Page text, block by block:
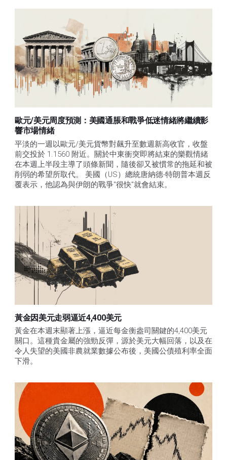
歐元/美元周度預測：美國通脹和戰爭低迷情緒將繼續影
響市場情緒
平淡的一週以歐元/美元貨幣對飆升至數週新高收官，收盤
前交投於 1.1560 附近。關於中東衝突即將結束的樂觀情緒
在本週上半段主導了頭條新聞，隨後卻又被慣常的拖延和被
削弱的希望所取代。 美國（US）總統唐納德-特朗普本週反
覆表示，他認為與伊朗的戰爭"很快"就會結束。
黃金因美元走弱逼近4,400美元
黃金在本週末顯著上漲，逼近每金衡盎司關鍵的4,400美元
關口。這種貴金屬的強勁反彈，源於美元大幅回落，以及在
令人失望的美國非農就業數據公布後，美國公債殖利率全面
下滑。